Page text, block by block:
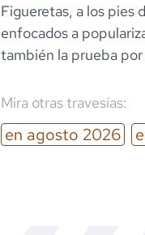
Figueretas, a los pies
enfocados a
también la prueba por
Mira otras travesías:
en agosto 2026